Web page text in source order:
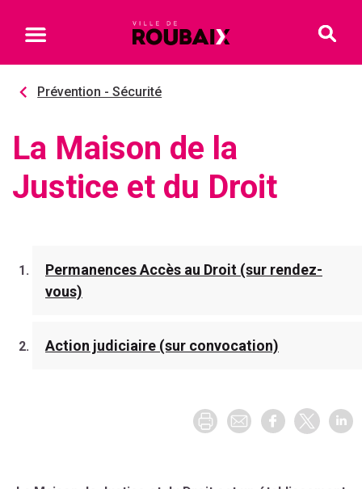
Prévention - Sécurité
La Maison de la
Justice et du Droit
Permanences Accès au Droit (sur rendez-
vous)
Action judiciaire (sur convocation)